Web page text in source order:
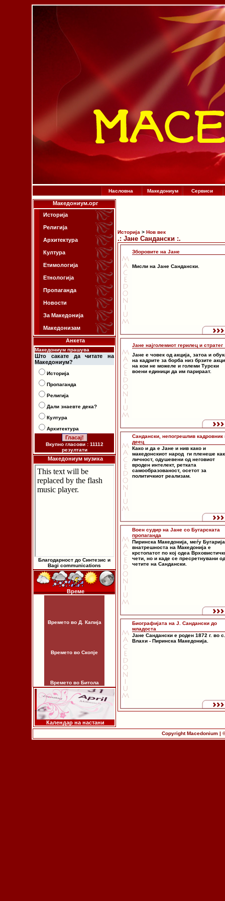
Насловна Македониум Сервиси
Македониум.орг
Историја
Религија
Архитектура
Култура
Етимологија
Етнологија
Пропаганда
Новости
За Македонија
Македонизам
Анкета
Македониум прашува
Што сакате да читате на
Македониум?
Историја
Пропаганда
Религија
Дали знаевте дека?
Култура
Архитектура
Вкупно гласови : 11112
резултати
Македониум музика
Благодарност до Синтезис и
Bagi communications
Време
Времето во Д. Капија
Времето во Скопје
Времето во Битола
Календар на настани
Историја > Нов век
.: Јане Сандански :.
Зборовите на Јане
Мисли на Јане Сандански.
Јане најголемиот герилец и стратег
Јане е човек од акција, затоа и
на кадрите за борба низ брзите
на кои не можеле и големи Турски
воени единици да им парираат.
Сандански, непогрешлив кадровник
деец
Како и да е Јане и нив како и
македонскиот народ ги пленеше
личност, одушевени од неговиот
вроден интелект, ретката
самообразованост, осетот за
политичкиот реализам.
Воен судир на Јане со Бугарската
пропаганда
Пиринска Македонија, меѓу
внатрешноста на Македонија е
крстопатот по кој одеа
чети, но и каде се пресретнувани од
четите на Сандански.
Биографијата на Ј. Сандански до
младоста
Јане Сандански е роден 1872 г. во с.
Влахи - Пиринска Македонија.
Copyright Macedonium |